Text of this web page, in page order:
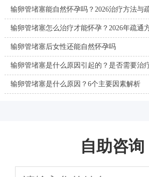
输卵管堵塞能自然怀孕吗？2026治疗方法与
输卵管堵塞怎么治疗才能怀孕？2026年疏通
输卵管堵塞后女性还能自然怀孕吗
输卵管堵塞是什么原因引起的？是否需要治
输卵管堵塞是什么原因？6个主要因素解析
自助咨询